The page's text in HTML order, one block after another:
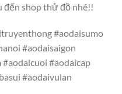
đến shop thử đồ nhé!!
#aodaisumo
#aodaisaigon
#aodaicap
#aodaivulan